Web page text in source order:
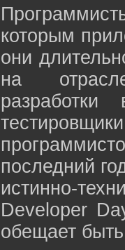
которым
они
на
последний
истинно-
Developer
обещает